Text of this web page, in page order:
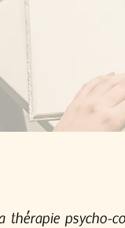
thérapie psycho-